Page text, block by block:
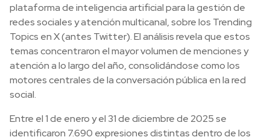
plataforma de inteligencia artificial para la gestión de
redes sociales y atención multicanal, sobre los Trending
Topics en X (antes Twitter). El análisis revela que estos
temas concentraron el mayor volumen de menciones y
atención a lo largo del año, consolidándose como los
motores centrales de la conversación pública en la red
social.
Entre el 1 de enero y el 31 de diciembre de 2025 se
identificaron 7.690 expresiones distintas dentro de los